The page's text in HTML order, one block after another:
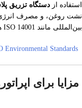
استفاده از دستگاه تزریق
نشت روغن، و مصرف انرژی
بین‌المللی مانند ISO 14001 هم‌راستا است.
مزایا برای